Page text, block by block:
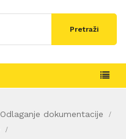
Pretraži
Odlaganje dokumentacije